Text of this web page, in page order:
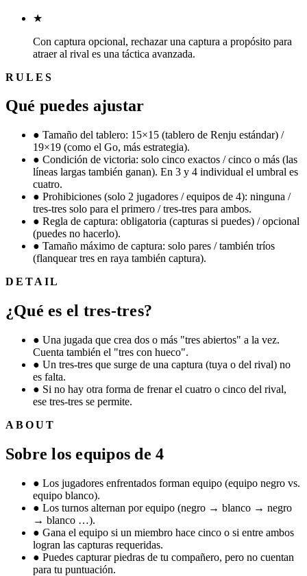
★
Con captura opcional, rechazar una captura a propósito para
atraer al rival es una táctica avanzada.
RULES
Qué puedes ajustar
● Tamaño del tablero: 15×15 (tablero de Renju estándar) /
19×19 (como el Go, más estrategia).
● Condición de victoria: solo cinco exactos / cinco o más (las
líneas largas también ganan). En 3 y 4 individual el umbral es
cuatro.
● Prohibiciones (solo 2 jugadores / equipos de 4): ninguna /
tres-tres solo para el primero / tres-tres para ambos.
● Regla de captura: obligatoria (capturas si puedes) / opcional
(puedes no hacerlo).
● Tamaño máximo de captura: solo pares / también tríos
(flanquear tres en raya también captura).
DETAIL
¿Qué es el tres-tres?
● Una jugada que crea dos o más "tres abiertos" a la vez.
Cuenta también el "tres con hueco".
● Un tres-tres que surge de una captura (tuya o del rival) no
es falta.
● Si no hay otra forma de frenar el cuatro o cinco del rival,
ese tres-tres se permite.
ABOUT
Sobre los equipos de 4
● Los jugadores enfrentados forman equipo (equipo negro vs.
equipo blanco).
● Los turnos alternan por equipo (negro → blanco → negro
→ blanco …).
● Gana el equipo si un miembro hace cinco o si entre ambos
logran las capturas requeridas.
● Puedes capturar piedras de tu compañero, pero no cuentan
para tu puntuación.